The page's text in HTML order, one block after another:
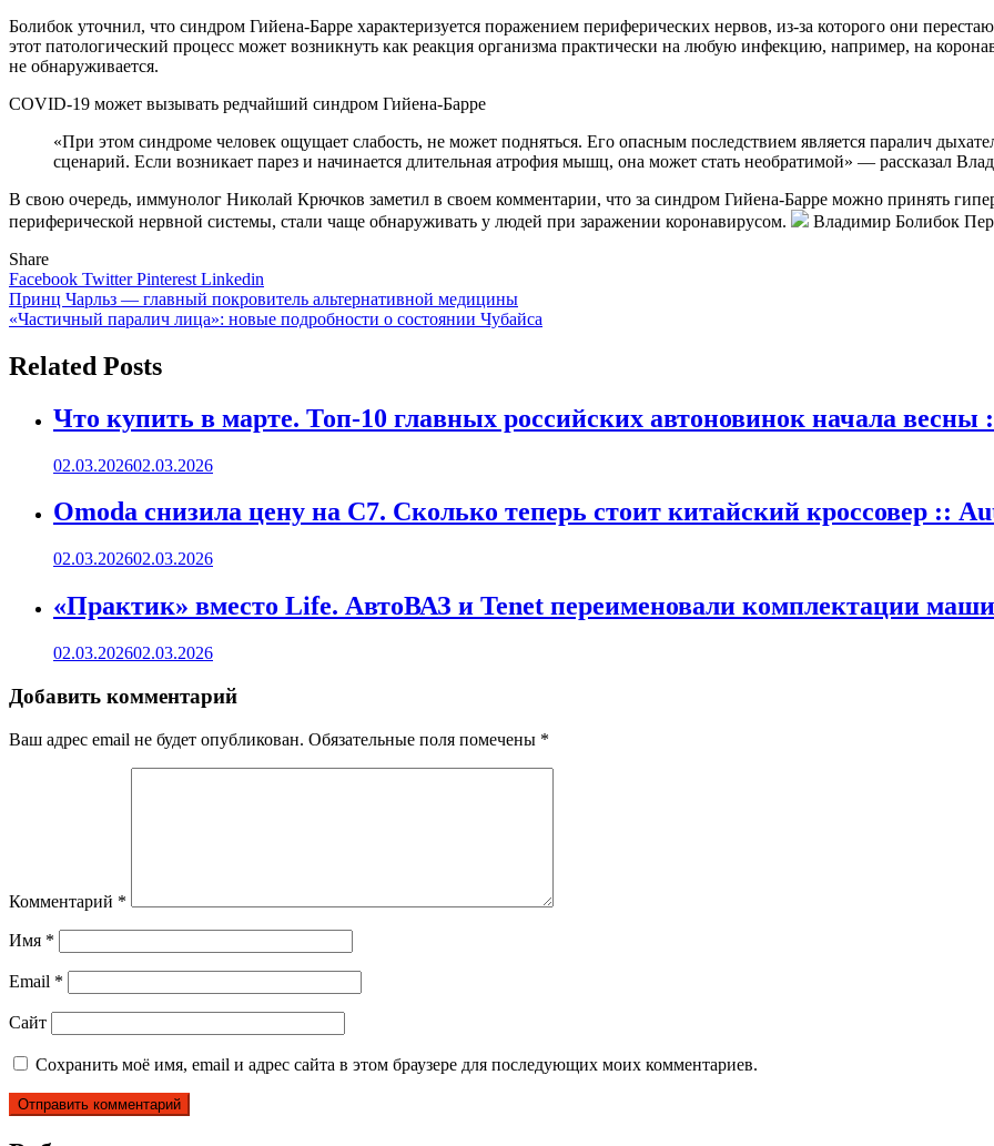
Болибок уточнил, что синдром Гийена-Барре характеризуется поражением периферических нервов, из-за которого они
этот патологический процесс может возникнуть как реакция организма практически на любую инфекцию, например, на
не обнаруживается.
COVID-19 может вызывать редчайший синдром Гийена-Барре
«При этом синдроме человек ощущает слабость, не может подняться. Его опасным последствием является паралич
сценарий. Если возникает парез и начинается длительная атрофия мышц, она может стать необратимой» — рассказал
В свою очередь, иммунолог Николай Крючков заметил в своем комментарии, что за синдром Гийена-Барре можно принять
периферической нервной системы, стали чаще обнаруживать у людей при заражении коронавирусом.
Владимир Болибок
Share
Facebook TwitterPinterest Linkedin
Навигация
по
записям
Принц Чарльз — главный покровитель альтернативной медицины
«Частичный паралич лица»: новые подробности о состоянии Чубайса
Related Posts
Что купить в марте. Топ-10 главных российских автоновинок начала весны
02.03.202602.03.2026
Omoda снизила цену на C7. Сколько теперь стоит китайский кроссовер ::
02.03.202602.03.2026
«Практик» вместо Life. АвтоВАЗ и Tenet переименовали комплектации
02.03.202602.03.2026
Добавить комментарий
Ваш адрес email не будет опубликован. Обязательные поля помечены *
Комментарий *
Имя *
Email *
Сайт
Сохранить моё имя, email и адрес сайта в этом браузере для последующих моих комментариев.